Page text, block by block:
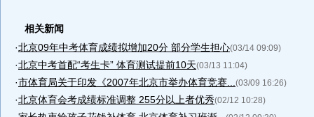
相关新闻
·北京09年中考体育成绩拟增加20分 部分学生担心(03/14 09:09)
·北京中考首配“考生卡” 体育测试提前10天(03/13 11:04)
·市体育局关于印发《2007年北京市举办体育竞赛... (03/09 16:26)
·北京体育会考成绩标准调整 255分以上者优秀(02/12 10:28)